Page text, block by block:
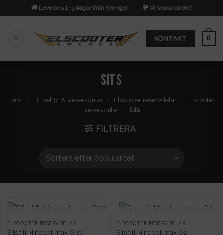
to
🚚 Leverans 1–3 dagar (från Sverige) 💬 Vi svarar direkt!
KONTAKT 0
Sits
Hem Tillbehör & Reservdelar Elscooter reservdelar
Elscooter
Reservdelar
Sits
FILTRERA
SLUT I LAGER
ELSCOOTER RESERVDELAR
Sits till Ninebot max G30
SLUT I LAGER
ELSCOOTER RESERVDELAR
Sits till Ninebot max G2